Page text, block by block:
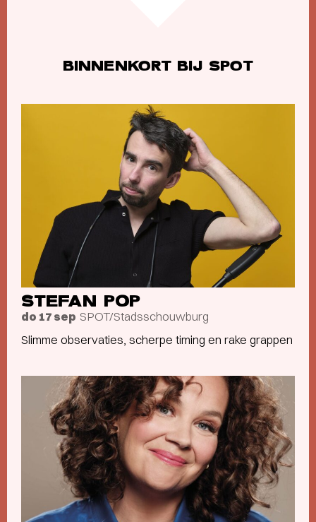
BINNENKORT BIJ SPOT
STEFAN POP
do 17 sep SPOT/Stadsschouwburg
Slimme observaties, scherpe timing en rake grappen